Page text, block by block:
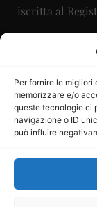
Per fornire le
memorizzare e/o
queste tecnologie ci
navigazione o ID
può influire
iscritta al
Sito gestito